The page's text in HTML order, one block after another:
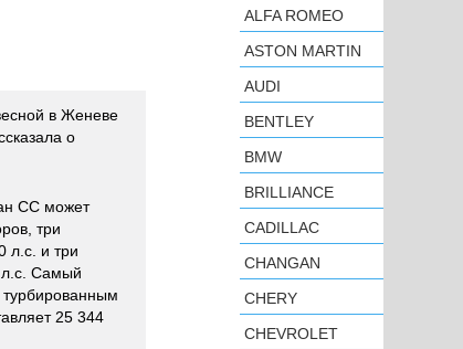
в Женеве
о
СС может
три
л.с. и три
л.с. Самый
турбированным
25 344
ALFA ROMEO
ASTON MARTIN
AUDI
BENTLEY
BMW
BRILLIANCE
CADILLAC
CHANGAN
CHERY
CHEVROLET